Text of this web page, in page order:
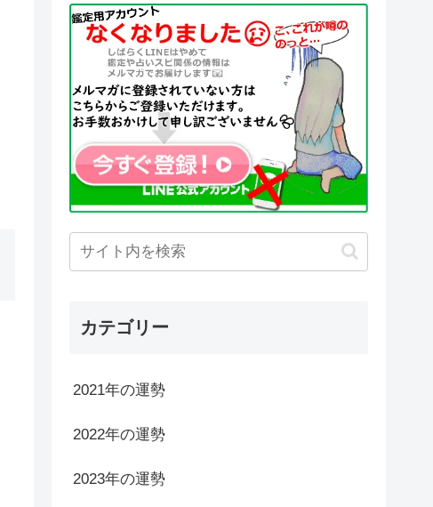
カテゴリー
2021年の運勢
2022年の運勢
2023年の運勢